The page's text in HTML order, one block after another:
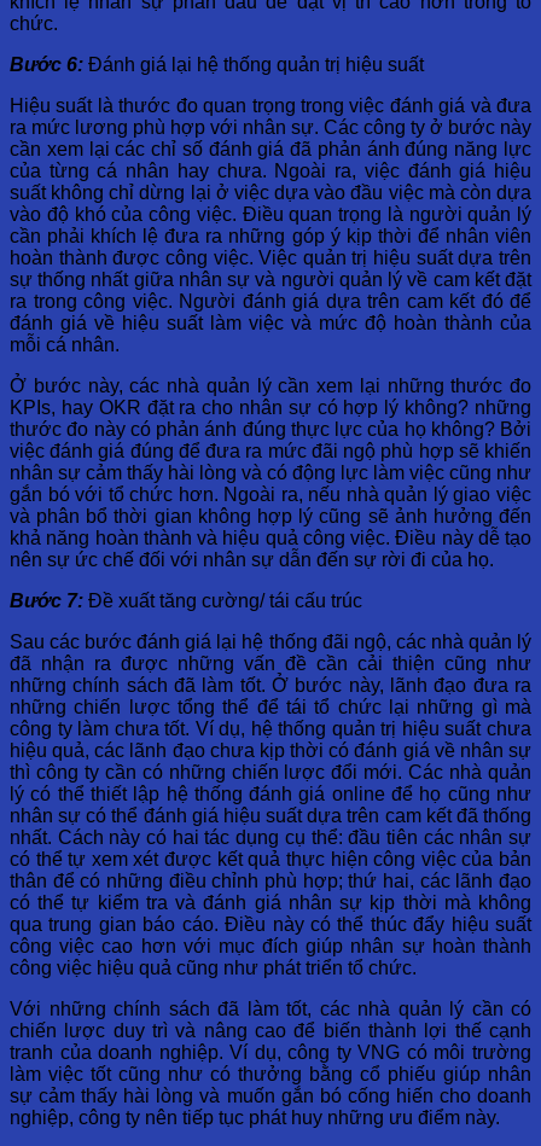
chức.
Bước 6: Đánh giá lại hệ thống quản trị hiệu suất
Hiệu suất là thước đo quan trọng trong việc đánh giá và đưa
ra mức lương phù hợp với nhân sự. Các công ty ở bước này
cần xem lại các chỉ số đánh giá đã phản ánh đúng năng lực
của từng cá nhân hay chưa. Ngoài ra, việc đánh giá hiệu
suất không chỉ dừng lại ở việc dựa vào đầu việc mà còn dựa
vào độ khó của công việc. Điều quan trọng là người quản lý
cần phải khích lệ đưa ra những góp ý kịp thời để nhân viên
hoàn thành được công việc. Việc quản trị hiệu suất dựa trên
sự thống nhất giữa nhân sự và người quản lý về cam kết đặt
ra trong công việc. Người đánh giá dựa trên cam kết đó để
đánh giá về hiệu suất làm việc và mức độ hoàn thành của
mỗi cá nhân.
Ở bước này, các nhà quản lý cần xem lại những thước đo
KPIs, hay OKR đặt ra cho nhân sự có hợp lý không? những
thước đo này có phản ánh đúng thực lực của họ không? Bởi
việc đánh giá đúng để đưa ra mức đãi ngộ phù hợp sẽ khiến
nhân sự cảm thấy hài lòng và có động lực làm việc cũng như
gắn bó với tổ chức hơn. Ngoài ra, nếu nhà quản lý giao việc
và phân bổ thời gian không hợp lý cũng sẽ ảnh hưởng đến
khả năng hoàn thành và hiệu quả công việc. Điều này dễ tạo
nên sự ức chế đối với nhân sự dẫn đến sự rời đi của họ.
Bước 7: Đề xuất tăng cường/ tái cấu trúc
Sau các bước đánh giá lại hệ thống đãi ngộ, các nhà quản lý
đã nhận ra được những vấn đề cần cải thiện cũng như
những chính sách đã làm tốt. Ở bước này, lãnh đạo đưa ra
những chiến lược tổng thể để tái tổ chức lại những gì mà
công ty làm chưa tốt. Ví dụ, hệ thống quản trị hiệu suất chưa
hiệu quả, các lãnh đạo chưa kịp thời có đánh giá về nhân sự
thì công ty cần có những chiến lược đổi mới. Các nhà quản
lý có thể thiết lập hệ thống đánh giá online để họ cũng như
nhân sự có thể đánh giá hiệu suất dựa trên cam kết đã thống
nhất. Cách này có hai tác dụng cụ thể: đầu tiên các nhân sự
có thể tự xem xét được kết quả thực hiện công việc của bản
thân để có những điều chỉnh phù hợp; thứ hai, các lãnh đạo
có thể tự kiểm tra và đánh giá nhân sự kịp thời mà không
qua trung gian báo cáo. Điều này có thể thúc đẩy hiệu suất
công việc cao hơn với mục đích giúp nhân sự hoàn thành
công việc hiệu quả cũng như phát triển tổ chức.
Với những chính sách đã làm tốt, các nhà quản lý cần có
chiến lược duy trì và nâng cao để biến thành lợi thế cạnh
tranh của doanh nghiệp. Ví dụ, công ty VNG có môi trường
làm việc tốt cũng như có thưởng bằng cổ phiếu giúp nhân
sự cảm thấy hài lòng và muốn gắn bó cống hiến cho doanh
nghiệp, công ty nên tiếp tục phát huy những ưu điểm này.